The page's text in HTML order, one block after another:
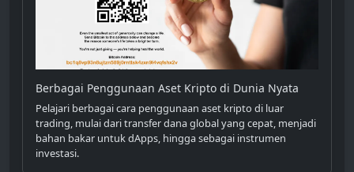
Berbagai Penggunaan Aset Kripto di Dunia Nyata
Pelajari berbagai cara penggunaan aset kripto di luar
trading, mulai dari transfer dana global yang cepat, menjadi
bahan bakar untuk dApps, hingga sebagai instrumen
investasi.